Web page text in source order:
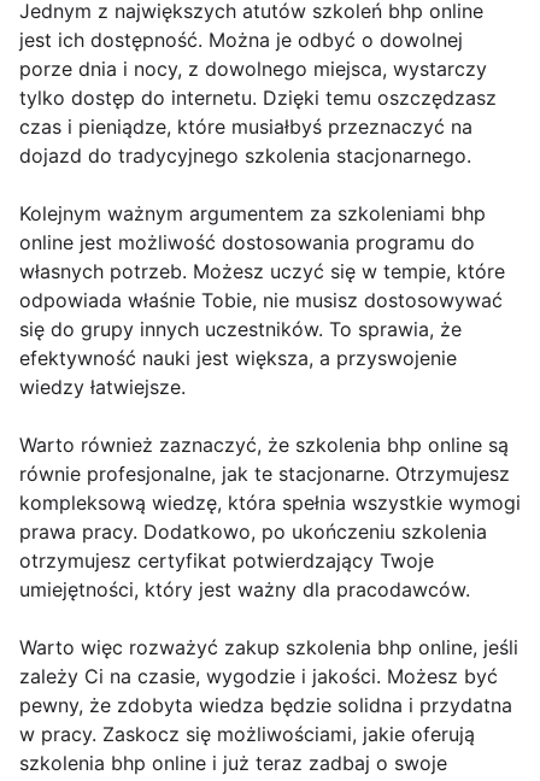
Jednym z największych atutów szkoleń bhp online
jest ich dostępność. Można je odbyć o dowolnej
porze dnia i nocy, z dowolnego miejsca, wystarczy
tylko dostęp do internetu. Dzięki temu oszczędzasz
czas i pieniądze, które musiałbyś przeznaczyć na
dojazd do tradycyjnego szkolenia stacjonarnego.
Kolejnym ważnym argumentem za szkoleniami bhp
online jest możliwość dostosowania programu do
własnych potrzeb. Możesz uczyć się w tempie, które
odpowiada właśnie Tobie, nie musisz dostosowywać
się do grupy innych uczestników. To sprawia, że
efektywność nauki jest większa, a przyswojenie
wiedzy łatwiejsze.
Warto również zaznaczyć, że szkolenia bhp online są
równie profesjonalne, jak te stacjonarne. Otrzymujesz
kompleksową wiedzę, która spełnia wszystkie wymogi
prawa pracy. Dodatkowo, po ukończeniu szkolenia
otrzymujesz certyfikat potwierdzający Twoje
umiejętności, który jest ważny dla pracodawców.
Warto więc rozważyć zakup szkolenia bhp online, jeśli
zależy Ci na czasie, wygodzie i jakości. Możesz być
pewny, że zdobyta wiedza będzie solidna i przydatna
w pracy. Zaskocz się możliwościami, jakie oferują
szkolenia bhp online i już teraz zadbaj o swoje